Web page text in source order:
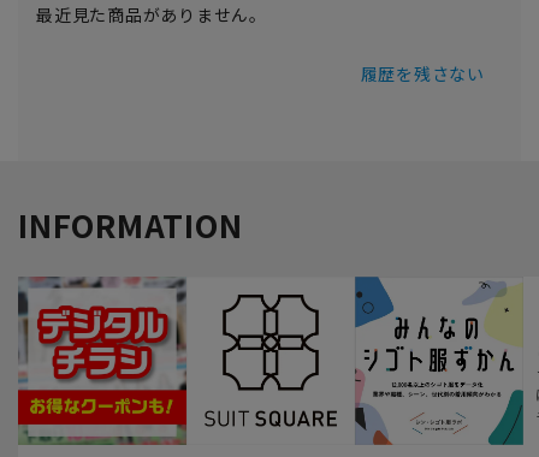
最近見た商品がありません。
履歴を残さない
INFORMATION